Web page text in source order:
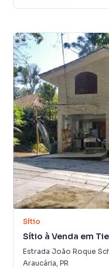
Sítio
Sítio à Venda em
Estrada João Roque
Araucária, PR